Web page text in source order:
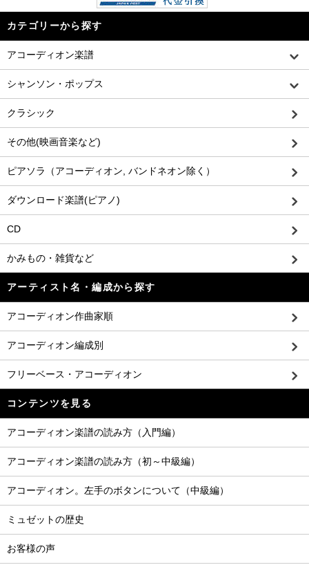
カテゴリーから探す
アコーディオン楽譜
シャンソン・ポップス
クラシック
その他(映画音楽など)
ピアソラ（アコーディオン, バンドネオン除く）
ダウンロード楽譜(ピアノ)
CD
かみもの・雑貨など
アーティスト名・編成から探す
アコーディオン作曲家順
アコーディオン編成別
フリーベース・アコーディオン
コンテンツを見る
アコーディオン楽譜の読み方（入門編）
アコーディオン楽譜の読み方（初～中級編）
アコーディオン。左手のボタンについて（中級編）
ミュゼットの歴史
お客様の声